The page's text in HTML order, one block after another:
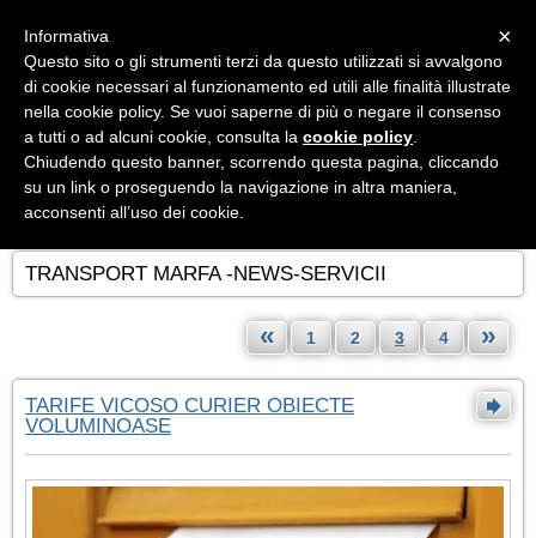
TRANSPORT MARFA -NEWS-SERVICII
« 1 2 3 4 »
TARIFE VICOSO CURIER OBIECTE
VOLUMINOASE
×
Informativa
Questo sito o gli strumenti terzi da questo utilizzati si avvalgono
di cookie necessari al funzionamento ed utili alle finalità illustrate
nella cookie policy. Se vuoi saperne di più o negare il consenso
a tutti o ad alcuni cookie, consulta la cookie policy
Chiudendo questo banner, scorrendo questa pagina, cliccando
su un link o proseguendo la navigazione in altra maniera,
acconsenti all’uso dei cookie.